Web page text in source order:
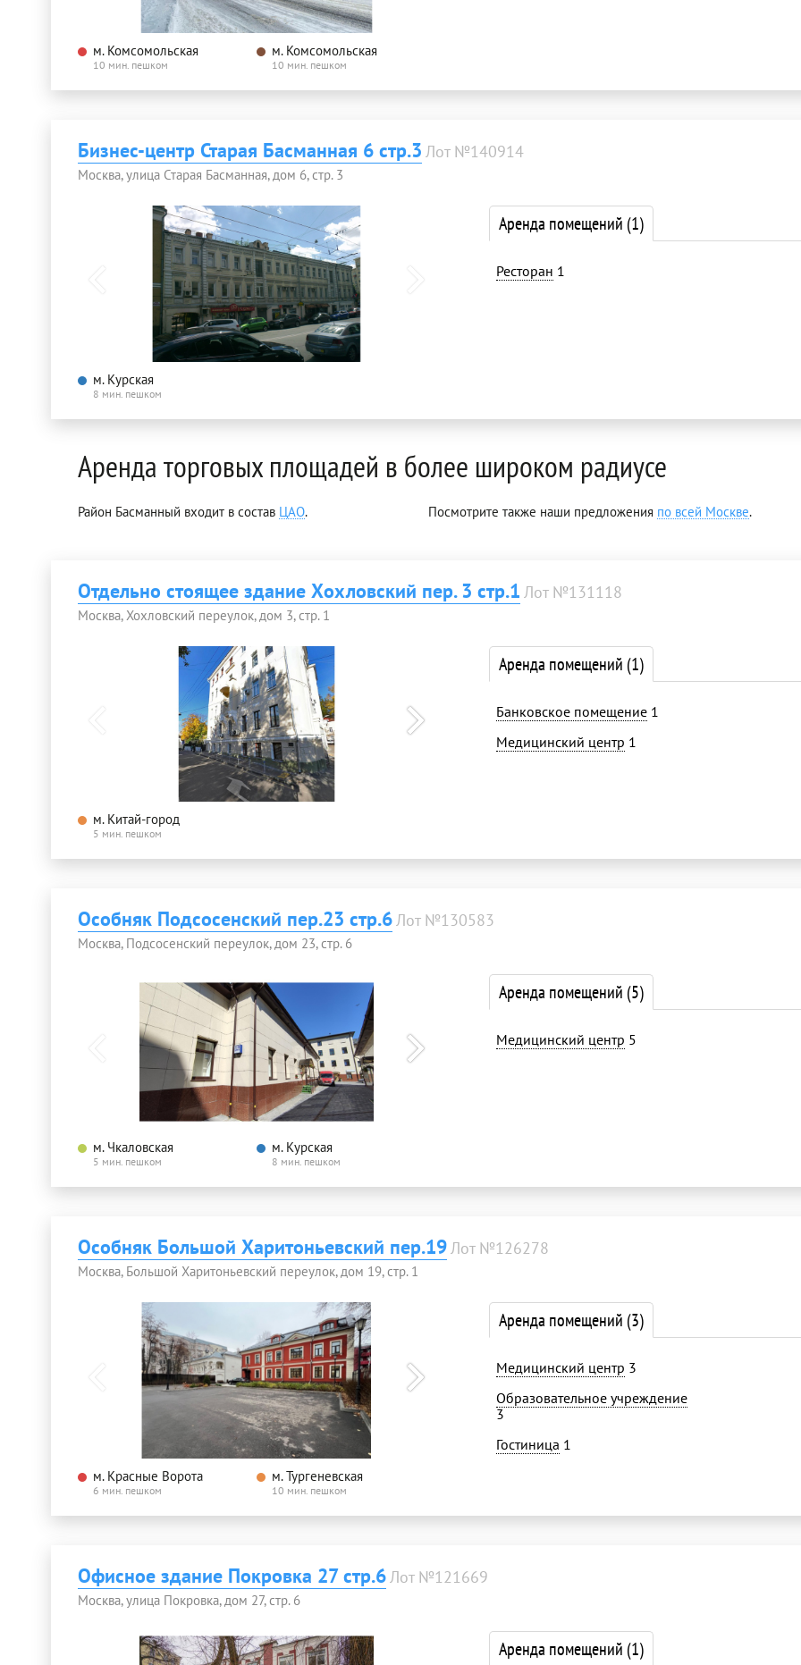
м. Комсомольская
10 мин. пешком
м. Комсомольская
10 мин. пешком
Бизнес-центр Старая Басманная 6 стр.3 Лот №140914
Москва, улица Старая Басманная, дом 6, стр. 3
м. Курская
8 мин. пешком
Аренда помещений (1)
Ресторан 1
Аренда торговых площадей в более широком радиусе
Район Басманный входит в состав ЦАО. Посмотрите также наши предложения по всей Москве.
Отдельно стоящее здание Хохловский пер. 3 стр.1 Лот №131118
Москва, Хохловский переулок, дом 3, стр. 1
м. Китай-город
5 мин. пешком
Аренда помещений (1)
Банковское помещение 1
Медицинский центр 1
Особняк Подсосенский пер.23 стр.6Лот №130583
Москва, Подсосенский переулок, дом 23, стр. 6
м. Чкаловская
5 мин. пешком
м. Курская
8 мин. пешком
Аренда помещений (5)
Медицинский центр 5
Особняк Большой Харитоньевский пер.19Лот №126278
Москва, Большой Харитоньевский переулок, дом 19, стр. 1
м. Красные Ворота
6 мин. пешком
м. Тургеневская
10 мин. пешком
Аренда помещений (3)
Медицинский центр 3
Образовательное учреждение
3
Гостиница 1
Офисное здание Покровка 27 стр.6Лот №121669
Москва, улица Покровка, дом 27, стр. 6
Аренда помещений (1)